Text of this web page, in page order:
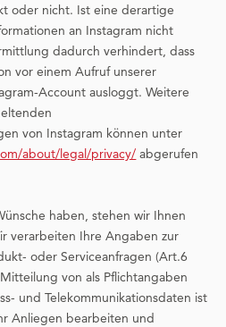
oder nicht. Ist eine derartige
an Instagram nicht
dadurch verhindert, dass
vor einem Aufruf unserer
Account ausloggt. Weitere
von Instagram können unter
about/legal/privacy/ abgerufen
haben, stehen wir Ihnen
verarbeiten Ihre Angaben zur
oder Serviceanfragen (Art.6
von als Pflichtangaben
und Telekommunikationsdaten ist
Anliegen bearbeiten und